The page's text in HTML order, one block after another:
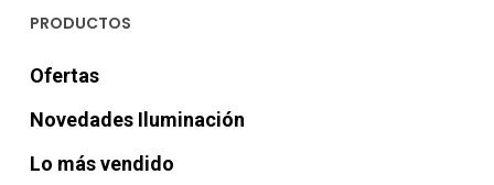
PRODUCTOS
Ofertas
Novedades Iluminación
Lo más vendido